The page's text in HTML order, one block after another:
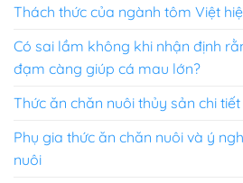
Thách thức của ngành tôm Việt
Có sai lầm không khi nhận định
đạm càng giúp cá mau lớn?
Thức ăn chăn nuôi thủy sản chi
Phụ gia thức ăn chăn nuôi và ý
nuôi